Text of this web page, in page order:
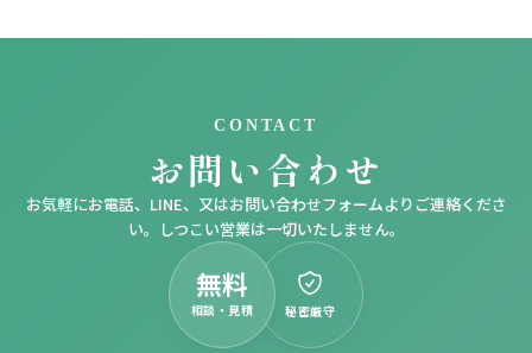
CONTACT
お問い合わせ
お気軽にお電話、LINE、又はお問い合わせフォームよりご連絡くださ
い。しつこい営業は一切いたしません。
無料
相談・見積 秘密厳守